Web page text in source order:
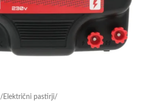
/ Električni pastirji/